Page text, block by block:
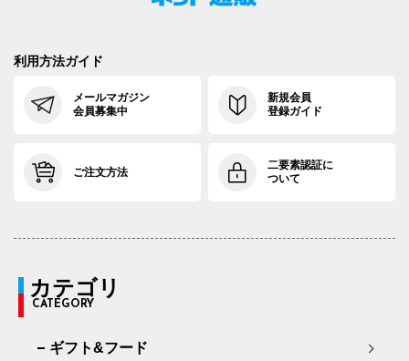
利用方法ガイド
メールマガジン
会員募集中
新規会員
登録ガイド
ご注文方法
二要素認証に
ついて
カテゴリ
CATEGORY
ギフト&フード